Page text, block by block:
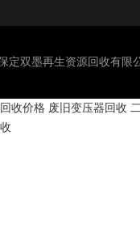
变压器回收优选公司
定双墨再生资源回收有限
收价格 废旧变压器回收